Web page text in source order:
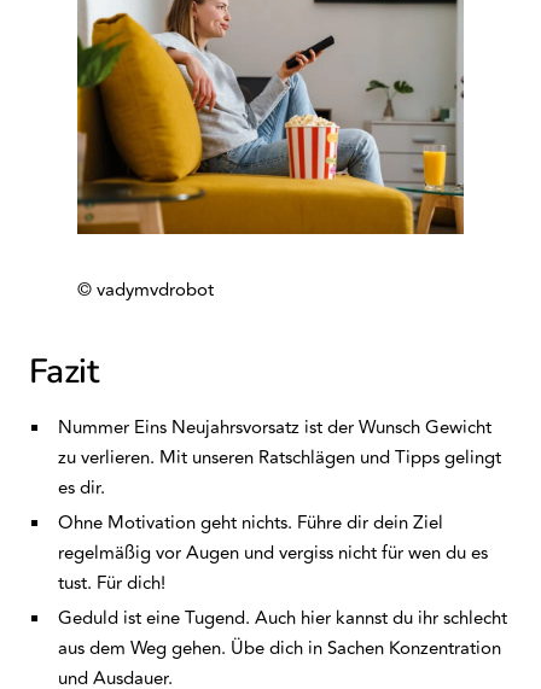
© vadymvdrobot
Fazit
Nummer Eins Neujahrsvorsatz ist der Wunsch Gewicht
zu verlieren. Mit unseren Ratschlägen und Tipps gelingt
es dir.
Ohne Motivation geht nichts. Führe dir dein Ziel
regelmäßig vor Augen und vergiss nicht für wen du es
tust. Für dich!
Geduld ist eine Tugend. Auch hier kannst du ihr schlecht
aus dem Weg gehen. Übe dich in Sachen Konzentration
und Ausdauer.